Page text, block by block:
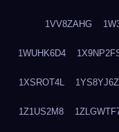
1VV8ZAHG
1WUHK6D4
1XSROT4L 1YS8YJ6Z
1Z1US2M8